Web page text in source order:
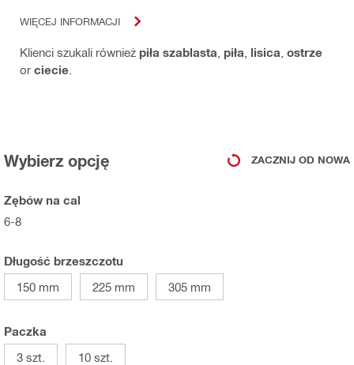
WIĘCEJ INFORMACJI
Klienci szukali również piła szablasta piła lisica ostrze
or ciecie
Wybierz opcję ZACZNIJ OD NOWA
Zębów na cal
6-8
Długość brzeszczotu
150 mm
225 mm 305 mm
Paczka
3 szt.
10 szt.